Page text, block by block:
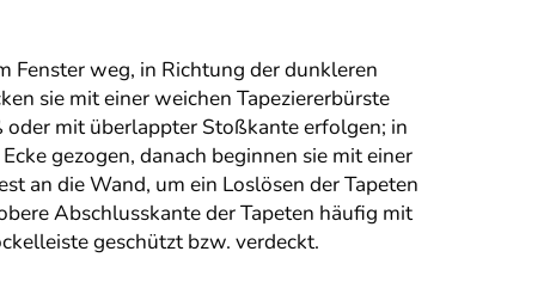
Fenster weg, in Richtung der dunkleren
sie mit einer weichen Tapeziererbürste
mit überlappter Stoßkante erfolgen; in
gezogen, danach beginnen sie mit einer
an die Wand, um ein Loslösen der Tapeten
Abschlusskante der Tapeten häufig mit
geschützt bzw. verdeckt.